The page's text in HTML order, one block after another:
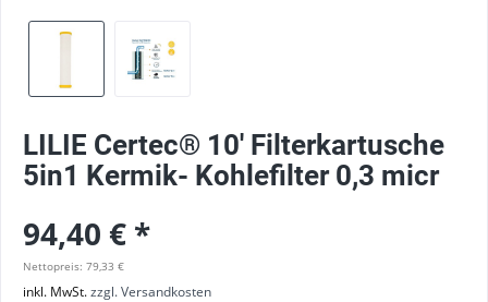
LILIE Certec® 10' Filterkartusche
5in1 Kermik- Kohlefilter 0,3 micr
94,40 € *
Nettopreis: 79,33 €
inkl. MwSt.zzgl. Versandkosten